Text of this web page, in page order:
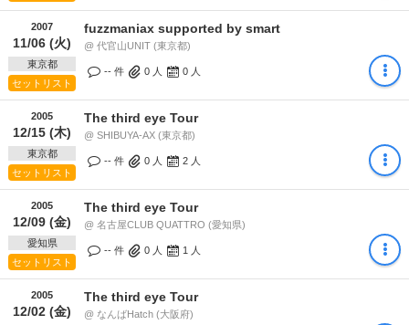
2007
11/06 (火)
東京都
セットリスト
fuzzmaniax supported by smart
@ 代官山UNIT (東京都)
-- 件 0 人 0 人
2005
12/15 (木)
東京都
セットリスト
The third eye Tour
@ SHIBUYA-AX (東京都)
-- 件 0 人 2 人
2005
12/09 (金)
愛知県
セットリスト
The third eye Tour
@ 名古屋CLUB QUATTRO (愛知県)
-- 件 0 人 1 人
2005
12/02 (金)
The third eye Tour
@ なんばHatch (大阪府)